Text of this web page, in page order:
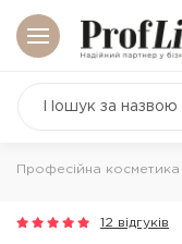
Професійна косметика
12 відгуків